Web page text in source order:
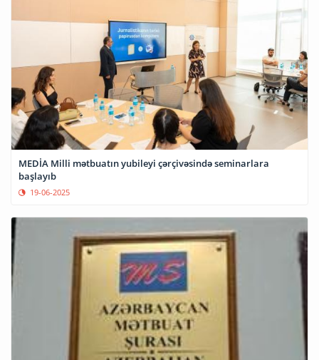
MEDİA Milli mətbuatın yubileyi çərçivəsində seminarlara
başlayıb
19-06-2025